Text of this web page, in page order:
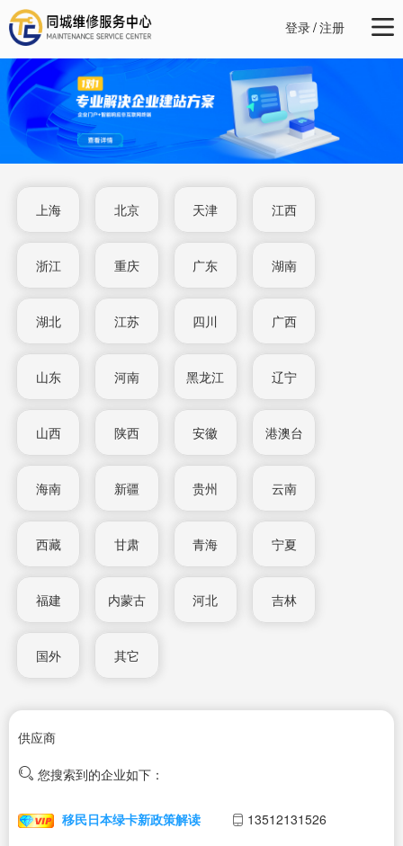
登录/注册
上海 北京 天津 江西
浙江 重庆 广东 湖南
湖北 江苏 四川 广西
山东 河南 黑龙江 辽宁
山西 陕西 安徽 港澳台
海南 新疆 贵州 云南
西藏 甘肃 青海 宁夏
福建 内蒙古 河北 吉林
国外 其它
供应商
您搜索到的企业如下：
移民日本绿卡新政策解读 13512131526